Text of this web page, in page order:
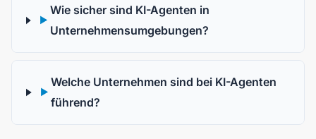
▶
Wie sicher sind KI-Agenten in
Unternehmensumgebungen?
▶
Welche Unternehmen sind bei KI-Agenten
führend?